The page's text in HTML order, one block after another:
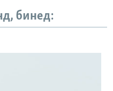
бинед: